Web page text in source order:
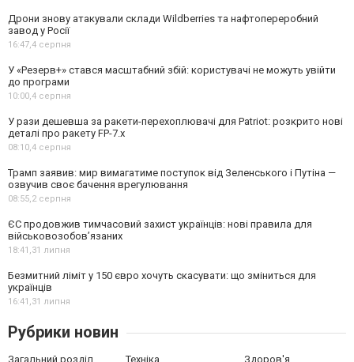
Дрони знову атакували склади Wildberries та нафтопереробний
завод у Росії
16:47,4 серпня
У «Резерв+» стався масштабний збій: користувачі не можуть увійти
до програми
10:00,4 серпня
У рази дешевша за ракети-перехоплювачі для Patriot: розкрито нові
деталі про ракету FP-7.x
08:10,4 серпня
Трамп заявив: мир вимагатиме поступок від Зеленського і Путіна —
озвучив своє бачення врегулювання
08:55,2 серпня
ЄС продовжив тимчасовий захист українців: нові правила для
військовозобов’язаних
18:41,31 липня
Безмитний ліміт у 150 євро хочуть скасувати: що зміниться для
українців
16:41,31 липня
Рубрики новин
Загальний розділ Техніка Здоров'я